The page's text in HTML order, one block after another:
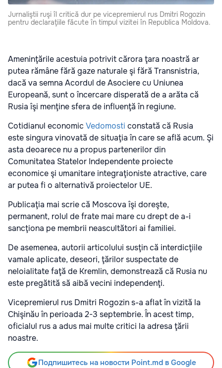
Jurnaliştii ruşi îl critică dur pe vicepremierul rus Dmitri Rogozin
pentru declaraţiile făcute în timpul vizitei în Republica Moldova.
Ameninţările acestuia potrivit cărora ţara noastră ar
putea rămâne fără gaze naturale şi fără Transnistria,
dacă va semna Acordul de Asociere cu Uniunea
Europeană, sunt o încercare disperată de a arăta că
Rusia îşi menţine sfera de influenţă în regiune.
Cotidianul economic Vedomosti constată că Rusia
este singura vinovată de situaţia în care se află acum. Şi
asta deoarece nu a propus partenerilor din
Comunitatea Statelor Independente proiecte
economice şi umanitare integraţioniste atractive, care
ar putea fi o alternativă proiectelor UE.
Publicaţia mai scrie că Moscova îşi doreşte,
permanent, rolul de frate mai mare cu drept de a-i
sancţiona pe membrii neascultători ai familiei.
De asemenea, autorii articolului susţin că interdicţiile
vamale aplicate, deseori, ţărilor suspectate de
neloialitate faţă de Kremlin, demonstrează că Rusia nu
este pregătită să aibă vecini independenţi.
Vicepremierul rus Dmitri Rogozin s-a aflat în vizită la
Chişinău în perioada 2-3 septembrie. În acest timp,
oficialul rus a adus mai multe critici la adresa ţării
noastre.
Подпишитесь на новости Point.md в Google